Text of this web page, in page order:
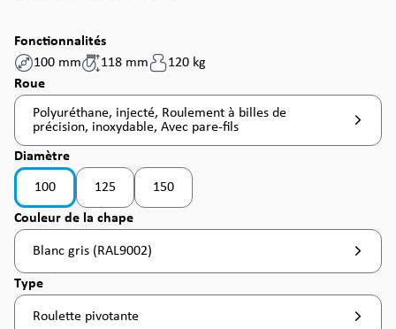
Fonctionnalités
100 mm
118 mm
120 kg
Sélectionnez
Roue
Polyuréthane, injecté, Roulement à billes de
précision, inoxydable, Avec pare-fils
Sélectionnez
Diamètre
100 125
(Cette option n'est pas disponible pour le moment. )
150
(Cette option n'est pas disponible pour le
Sélectionnez
Couleur de la chape
Blanc gris (RAL9002)
Sélectionnez
Type
Roulette pivotante